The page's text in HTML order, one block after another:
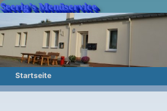
Seerig’s Menüservice
Startseite
Zum Inhalt wechseln
Zum sekundären Inhalt wechseln